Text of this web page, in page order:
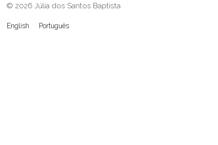
© 2026 Júlia dos Santos Baptista
English Português